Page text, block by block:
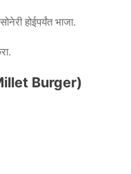
होईपर्यंत भाजा.
Burger)